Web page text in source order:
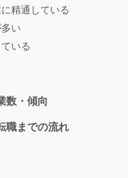
精通している
い
いる
数・傾向
職までの流れ